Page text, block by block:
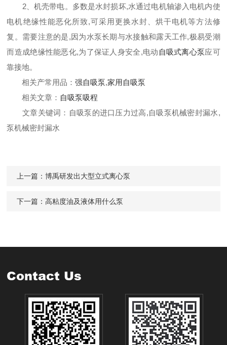
2、机壳带电。多数是水封损坏,水通过电机轴渗入电机内使
电机绝缘性能恶化所致,可采用更换水封、烘干电机等方法修
复。需要注意的是,因为水泵长期与水接触和露天工作,极易受潮
而造成绝缘性能恶化,为了保证人身安全,电动 自吸式离心泵应可
靠接地。
相关产常用品：强自吸泵,家用自吸泵
相关文章： 自吸泵吸程
文章关键词：自吸泵的进口压力过高,自吸泵机械密封漏水,
泵机械密封漏水
上一篇：博禹研发出大型立式离心泵
下一篇：高粘度油及液体用什么泵
Contact Us